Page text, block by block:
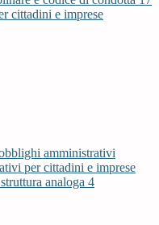
cittadini e imprese
amministrativi
per cittadini e imprese
analoga 4